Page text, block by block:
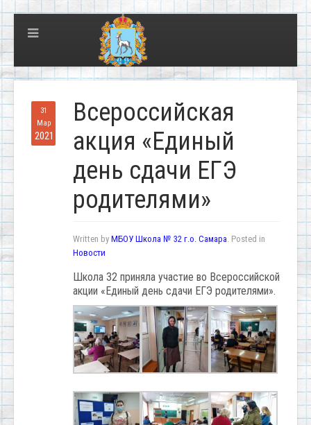
31
Мар
2021
Всероссийская
акция «Единый
день сдачи ЕГЭ
родителями»
Written by МБОУ Школа № 32 г.о. Самара. Posted in
Новости
Школа 32 приняла участие во Всероссийской
акции «Единый день сдачи ЕГЭ родителями».